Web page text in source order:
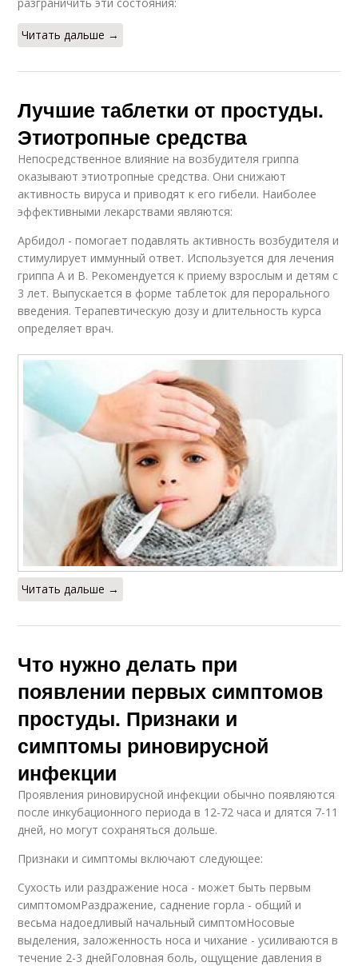
Читать дальше →
Лучшие таблетки от простуды.
Этиотропные средства
Непосредственное влияние на возбудителя гриппа
оказывают этиотропные средства. Они снижают
активность вируса и приводят к его гибели. Наиболее
эффективными лекарствами являются:
Арбидол - помогает подавлять активность возбудителя и
стимулирует иммунный ответ. Используется для лечения
гриппа А и В. Рекомендуется к приему взрослым и детям с
3 лет. Выпускается в форме таблеток для перорального
введения. Терапевтическую дозу и длительность курса
определяет врач.
Читать дальше →
Что нужно делать при
появлении первых симптомов
простуды. Признаки и
симптомы риновирусной
инфекции
Проявления риновирусной инфекции обычно появляются
после инкубационного периода в 12-72 часа и длятся 7-11
дней, но могут сохраняться дольше.
Признаки и симптомы включают следующее:
Сухость или раздражение носа - может быть первым
симптомомРаздражение, саднение горла - общий и
весьма надоедливый начальный симптомНосовые
выделения, заложенность носа и чихание - усиливаются в
течение 2-3 днейГоловная боль, ощущение давления в